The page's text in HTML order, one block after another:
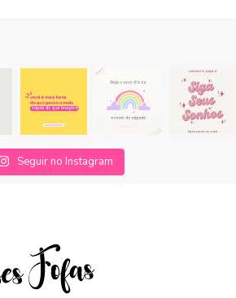
Seguir no Instagram